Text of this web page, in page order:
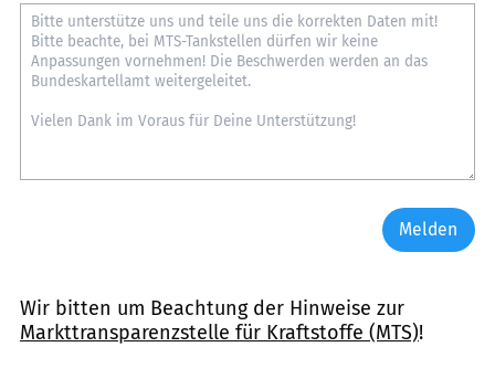
Melden
Wir bitten um Beachtung der Hinweise zur
Markttransparenzstelle für Kraftstoffe (MTS)!